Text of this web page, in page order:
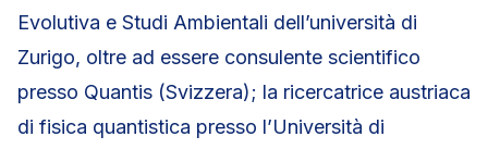
Evolutiva e Studi Ambientali dell’università di
Zurigo, oltre ad essere consulente scientifico
presso Quantis (Svizzera); la ricercatrice austriaca
di fisica quantistica presso l’Università di